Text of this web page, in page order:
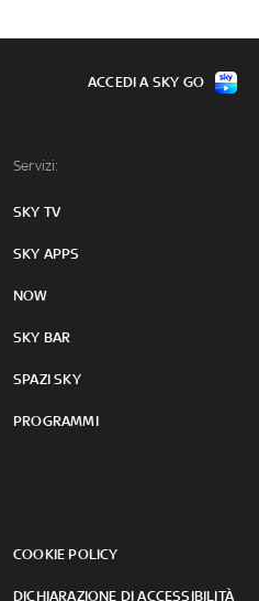
Servizi:
SKY TV
SKY APPS
NOW
SKY BAR
SPAZI SKY
PROGRAMMI
COOKIE POLICY
DICHIARAZIONE DI ACCESSIBILITÀ
ACCEDI A SKY GO